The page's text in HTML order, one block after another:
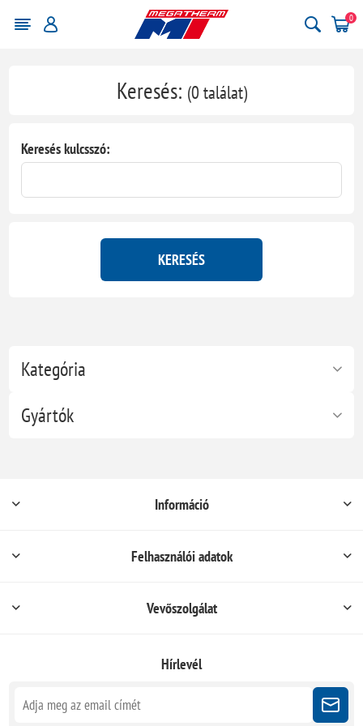
0
Kategória
Gyártók
Keresés: (0 találat)
Keresés kulcsszó:
KERESÉS
Információ
Felhasználói adatok
Vevőszolgálat
Hírlevél